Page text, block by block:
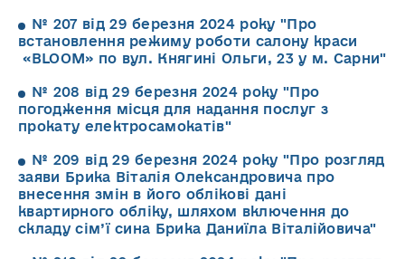
№ 207 від 29 березня 2024 року "Про
встановлення режиму роботи салону краси
«BLOOM» по вул. Княгині Ольги, 23 у м. Сарни"
№ 208 від 29 березня 2024 року "Про
погодження місця для надання послуг з
прокату електросамокатів"
№ 209 від 29 березня 2024 року "Про розгляд
заяви Брика Віталія Олександровича про
внесення змін в його облікові дані
квартирного обліку, шляхом включення до
складу сім’ї сина Брика Даниїла Віталійовича"